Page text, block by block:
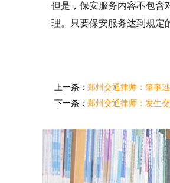
但是，保安服务内容不包含
理。只要保安服务达到规定
上一条： 郑州交通律师：肇事
下一条： 郑州交通律师：发生